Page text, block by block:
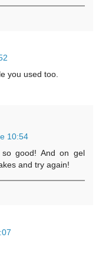
you used too.
10:54
so good! And on gel
and try again!